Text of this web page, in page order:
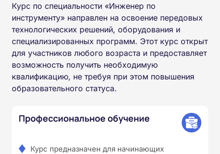
Курс по специальности «Инженер по
инструменту» направлен на освоение передовых
технологических решений, оборудования и
специализированных программ. Этот курс открыт
для участников любого возраста и предоставляет
возможность получить необходимую
квалификацию, не требуя при этом повышения
образовательного статуса.
Профессиональное обучение
Курс предназначен для начинающих